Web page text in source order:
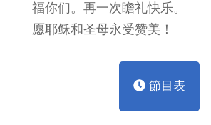
福你们。再一次瞻礼快乐。
愿耶稣和圣母永受赞美！
節目表